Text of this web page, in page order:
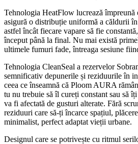
Tehnologia HeatFlow lucrează
asigură o distribuție uniformă a căldurii
astfel încât fiecare vapare să fie
început până la final. Nu mai există
ultimele fumuri fade, întreaga sesiune
Tehnologia CleanSeal a rezervelor
semnificativ depunerile și reziduurile în
ceea ce înseamnă că Ploom AURA
tu nu trebuie să îl cureți constant sau să
va fi afectată de gusturi alterate. Fără
reziduuri care să-ți încarce spațiul,
minimalist, perfect adaptat vieții urbane.
Designul care se potrivește cu ritmul